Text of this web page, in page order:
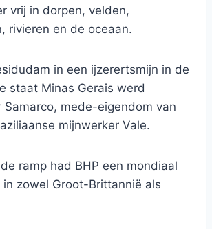
vrij in dorpen, velden,
rivieren en de oceaan.
in een ijzerertsmijn in de
staat Minas Gerais werd
Samarco, mede-eigendom van
mijnwerker Vale.
ramp had BHP een mondiaal
zowel Groot-Brittannië als